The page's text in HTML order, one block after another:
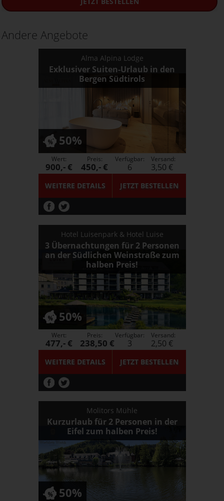
Andere Angebote
Alma Alpina Lodge
Exklusiver Suiten-Urlaub in den
Bergen Südtirols
50%
WEITERE DETAILS JETZTBESTELLEN
Wert:
900,- €
Preis:
450,- €
Verfügbar:
6
Versand:
3,50 €
Hotel Luisenpark & Hotel Luise
3 Übernachtungen für 2 Personen
an der Südlichen Weinstraße zum
halben Preis!
50%
WEITERE DETAILS JETZTBESTELLEN
Wert:
477,- €
Preis:
238,50 €
Verfügbar:
3
Versand:
2,50 €
Molitors Mühle
Kurzurlaub für 2 Personen in der
Eifel zum halben Preis!
50%